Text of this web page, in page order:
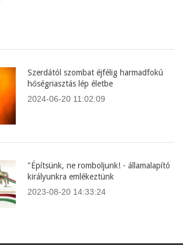
Szerdától szombat éjfélig harmadfokú
hőségriasztás lép életbe
2024-06-20 11:02:09
"Építsünk, ne romboljunk! - államalapító
királyunkra emlékeztünk
2023-08-20 14:33:24